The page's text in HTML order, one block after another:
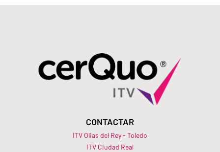
CONTACTAR
ITV Olias del Rey - Toledo
ITV Ciudad Real